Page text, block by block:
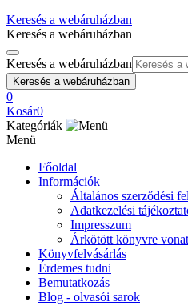
Keresés a webáruházban
Keresés a webáruházban
Keresés a webáruházban
Keresés a webáruházban
0
Kosár0
Kategóriák
Menü
Főoldal
Információk
Általános szerződési
Adatkezelési
Impresszum
Árkötött könyvre
Könyvfelvásárlás
Érdemes tudni
Bemutatkozás
Blog - olvasói sarok